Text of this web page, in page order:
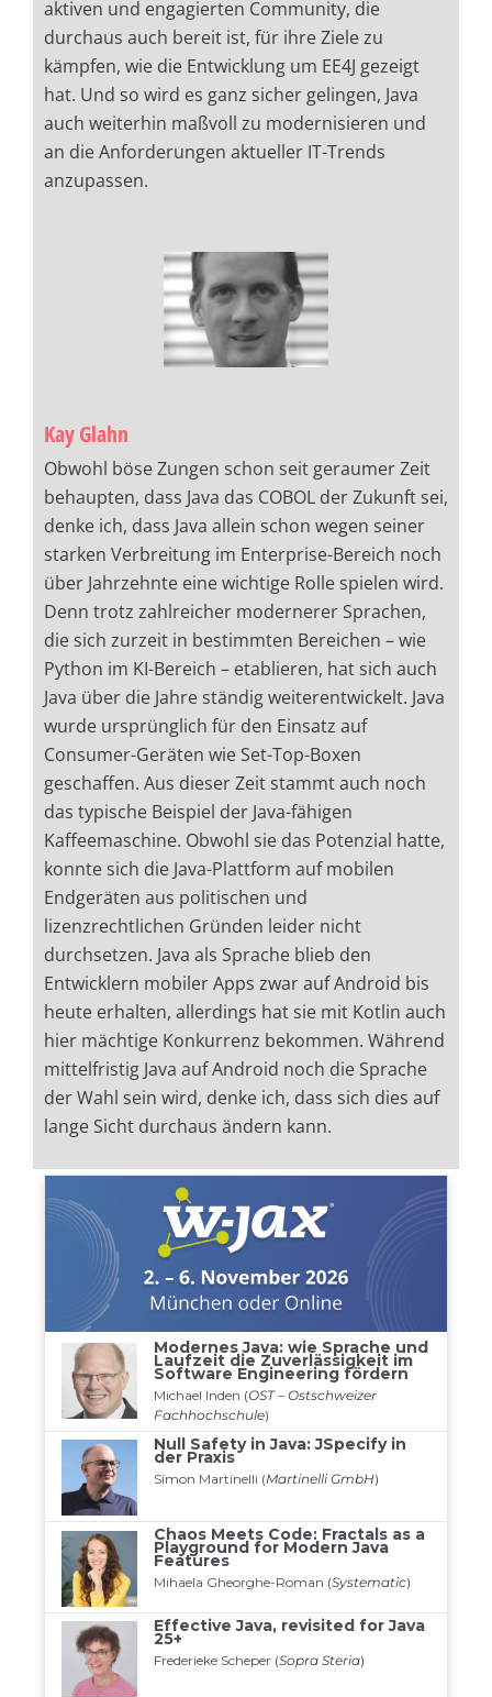
aktiven und engagierten Community, die
durchaus auch bereit ist, für ihre Ziele zu
kämpfen, wie die Entwicklung um EE4J gezeigt
hat. Und so wird es ganz sicher gelingen, Java
auch weiterhin maßvoll zu modernisieren und
an die Anforderungen aktueller IT-Trends
anzupassen.
Kay Glahn
Obwohl böse Zungen schon seit geraumer Zeit
behaupten, dass Java das COBOL der Zukunft sei,
denke ich, dass Java allein schon wegen seiner
starken Verbreitung im Enterprise-Bereich noch
über Jahrzehnte eine wichtige Rolle spielen wird.
Denn trotz zahlreicher modernerer Sprachen,
die sich zurzeit in bestimmten Bereichen – wie
Python im KI-Bereich – etablieren, hat sich auch
Java über die Jahre ständig weiterentwickelt. Java
wurde ursprünglich für den Einsatz auf
Consumer-Geräten wie Set-Top-Boxen
geschaffen. Aus dieser Zeit stammt auch noch
das typische Beispiel der Java-fähigen
Kaffeemaschine. Obwohl sie das Potenzial hatte,
konnte sich die Java-Plattform auf mobilen
Endgeräten aus politischen und
lizenzrechtlichen Gründen leider nicht
durchsetzen. Java als Sprache blieb den
Entwicklern mobiler Apps zwar auf Android bis
heute erhalten, allerdings hat sie mit Kotlin auch
hier mächtige Konkurrenz bekommen. Während
mittelfristig Java auf Android noch die Sprache
der Wahl sein wird, denke ich, dass sich dies auf
lange Sicht durchaus ändern kann.